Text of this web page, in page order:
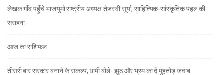
लेखक गाँव पहुँचे भाजयुमो राष्ट्रीय अध्यक्ष तेजस्वी सूर्या, साहित्यिक-सांस्कृतिक पहल की
सराहना
आज का राशिफल
तीसरी बार सरकार बनाने के संकल्प, धामी बोले- झूठ और भ्रम का दें मुंहतोड़ जवाब